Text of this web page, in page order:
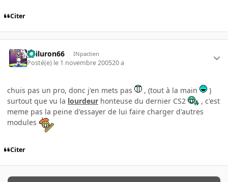
Citer
gailuron66 INpactien
Posté(e) le 1 novembre 200520 a
chuis pas un pro, donc j'en mets pas , (tout à la main
)
surtout que vu la lourdeur honteuse du dernier CS2
, c'est
meme pas la peine d'essayer de lui faire charger d'autres
modules
Citer